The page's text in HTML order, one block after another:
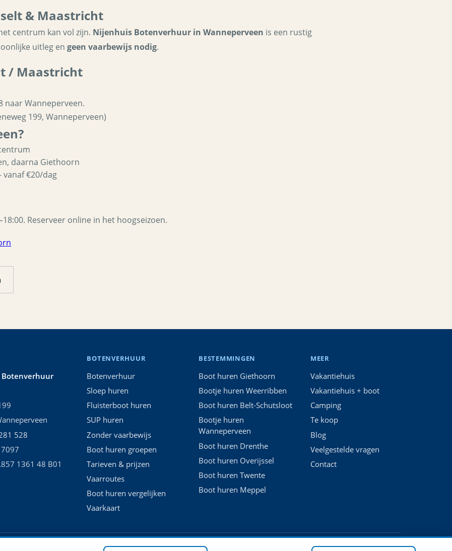
& Maastricht
centrum kan vol zijn. Nijenhuis Botenverhuur in Wanneperveen is een rustig
uitleg en geen vaarbewijs nodig.
/ Maastricht
naar Wanneperveen.
199, Wanneperveen)
daarna Giethoorn
€20/dag
Reserveer online in het hoogseizoen.
528
1361 48 B01
BOTENVERHUUR
Botenverhuur
Sloep huren
Fluisterboot huren
SUP huren
Zonder vaarbewijs
Boot huren groepen
Tarieven & prijzen
Vaarroutes
Boot huren vergelijken
Vaarkaart
BESTEMMINGEN
Boot huren Giethoorn
Bootje huren Weerribben
Boot huren Belt-Schutsloot
Bootje huren
Wanneperveen
Boot huren Drenthe
Boot huren Overijssel
Boot huren Twente
Boot huren Meppel
MEER
Vakantiehuis
Vakantiehuis + boot
Camping
Te koop
Blog
Veelgestelde vragen
Contact
CookiesCookie-instellingen